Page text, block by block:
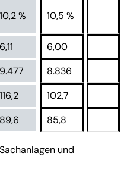
10,2 % 10,5 %
6,11
6,00
9.477
8.836
116,2
102,7
89,6 85,8
und